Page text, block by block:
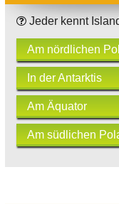
Jeder kennt
Am nördlichen
In der Antarktis
Am Äquator
Am südlichen